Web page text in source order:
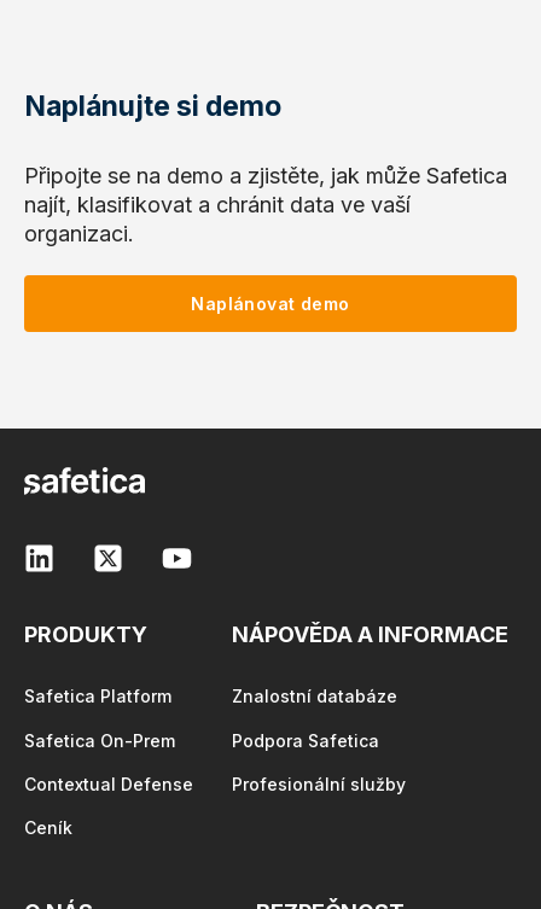
Naplánujte si demo
Připojte se na demo a zjistěte, jak může Safetica
najít, klasifikovat a chránit data ve vaší
organizaci.
Naplánovat demo
PRODUKTY
Safetica Platform
Safetica On-Prem
Contextual Defense
Ceník
NÁPOVĚDA A INFORMACE
Znalostní databáze
Podpora Safetica
Profesionální služby